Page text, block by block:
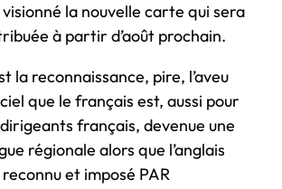
visionné la nouvelle carte qui sera
à partir d’août prochain.‌
la reconnaissance, pire, l’aveu
que le français est, aussi pour
français, devenue une
régionale alors que l’anglais
et imposé PAR